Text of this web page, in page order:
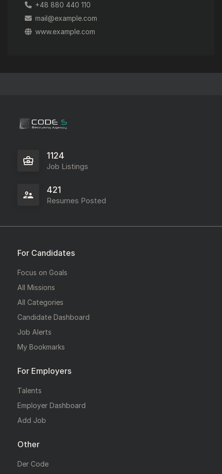
+48 880 440 110
mail@example.com
www.example.com
1124
Job Listings
421
Resumes Posted
For Candidates
Focus on Goals
All Missions
All Categories
Candidate Dashboard
Job Alerts
My Bookmarks
For Employers
Talents
Employer Dashboard
Add Job
Other
Der Code